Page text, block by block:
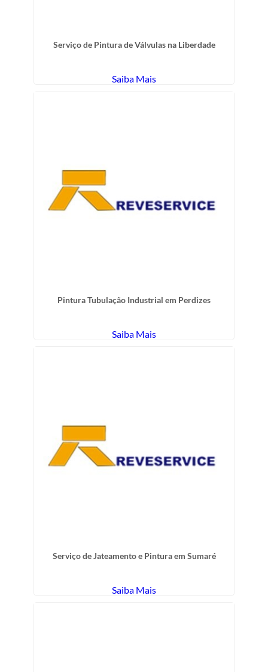
Serviço de Pintura de Válvulas na Liberdade
Saiba Mais
Pintura Tubulação Industrial em Perdizes
Saiba Mais
Serviço de Jateamento e Pintura em Sumaré
Saiba Mais